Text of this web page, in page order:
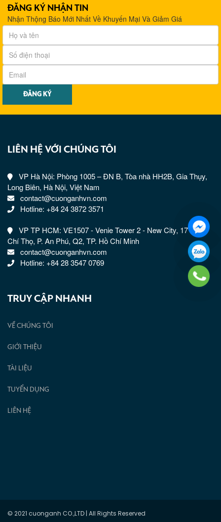
ĐĂNG KÝ NHẬN TIN
Nhận Thộng Báo Mới Nhất Về Khuyến Mại Và Giảm Giá
LIÊN HỆ VỚI CHÚNG TÔI
VP Hà Nội: Phòng 1005 – ĐN B, Tòa nhà HH2B, Gia Thụy,
Long Biên, Hà Nội, Việt Nam
contact@cuonganhvn.com
Hotline: +84 24 3872 3571
VP TP HCM: VE1507 - Venie Tower 2 - New City, 17 Mai
Chí Thọ, P. An Phú, Q2, TP. Hồ Chí Minh
contact@cuonganhvn.com
Hotline: +84 28 3547 0769
TRUY CẬP NHANH
VỀ CHÚNG TÔI
GIỚI THIỆU
TÀI LIỆU
TUYỂN DỤNG
LIÊN HỆ
© 2021 cuonganh CO.,LTD | All Rights Reserved